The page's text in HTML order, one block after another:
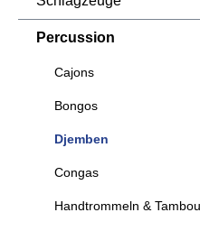
Percussion
Cajons
Bongos
Djemben
Congas
Handtrommeln &